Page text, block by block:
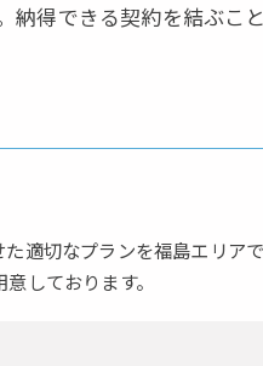
得できる契約を結ぶこ
適切なプランを福島エリア
しております。